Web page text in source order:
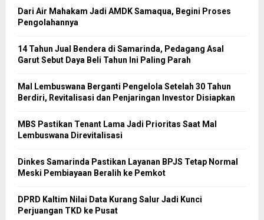
Dari Air Mahakam Jadi AMDK Samaqua, Begini Proses
Pengolahannya
14 Tahun Jual Bendera di Samarinda, Pedagang Asal
Garut Sebut Daya Beli Tahun Ini Paling Parah
Mal Lembuswana Berganti Pengelola Setelah 30 Tahun
Berdiri, Revitalisasi dan Penjaringan Investor Disiapkan
MBS Pastikan Tenant Lama Jadi Prioritas Saat Mal
Lembuswana Direvitalisasi
Dinkes Samarinda Pastikan Layanan BPJS Tetap Normal
Meski Pembiayaan Beralih ke Pemkot
DPRD Kaltim Nilai Data Kurang Salur Jadi Kunci
Perjuangan TKD ke Pusat